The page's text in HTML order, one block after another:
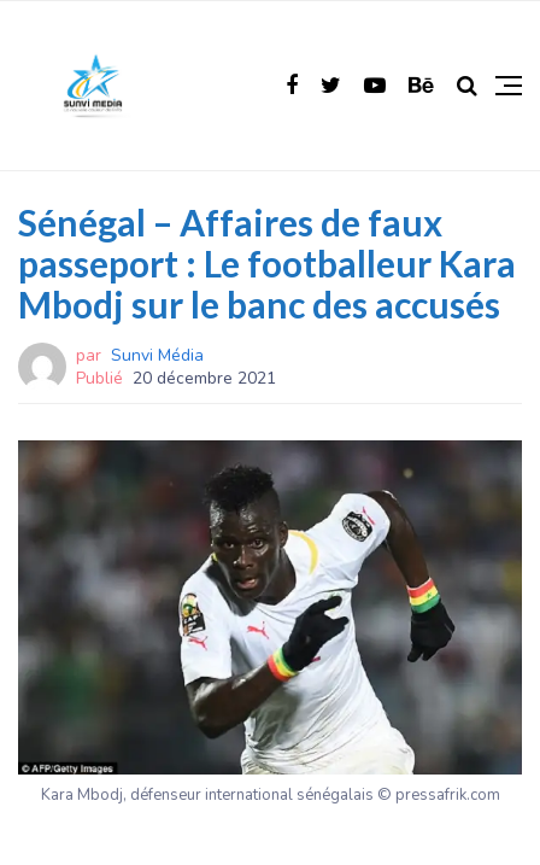
Sénégal – Affaires de faux
passeport : Le footballeur Kara
Mbodj sur le banc des accusés
par Sunvi Média
Publié 20 décembre 2021
Kara Mbodj, défenseur international sénégalais © pressafrik.com